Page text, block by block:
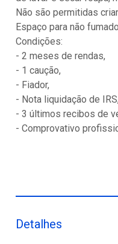
Não são permitidas
Espaço para não
Condições:
- 2 meses de rendas,
- 1 caução,
- Fiador,
- Nota liquidação de IRS,
- 3 últimos recibos de
- Comprovativo
Detalhes